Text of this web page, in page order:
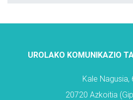
UROLAKO KOMUNIKAZIO
Kale Nagusia,
20720 Azkoitia